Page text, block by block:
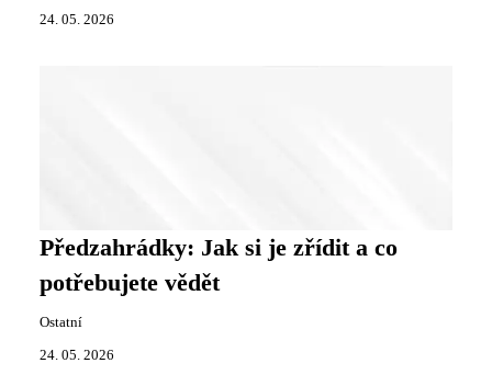
24. 05. 2026
Předzahrádky: Jak si je zřídit a co
potřebujete vědět
Ostatní
24. 05. 2026